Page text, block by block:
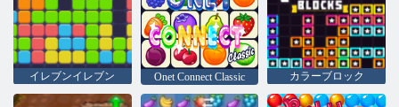
イレブンイレブン Onet Connect Classic カラーブロック